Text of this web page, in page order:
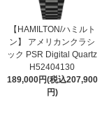
【HAMILTON/ハミルト
ン】 アメリカンクラシ
ック PSR Digital Quartz
H52404130
189,000円(税込207,900
円)